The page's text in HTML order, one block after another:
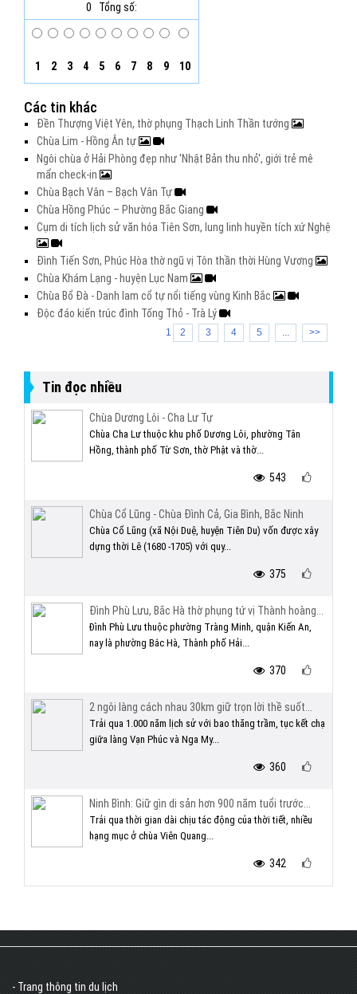
0
Tổng số:
1 2 3 4 5 6 7 8 9 10
Các tin khác
Đền Thượng Việt Yên, thờ phụng Thạch Linh Thần tướng
Chùa Lim - Hồng Ân tự
Ngôi chùa ở Hải Phòng đẹp như 'Nhật Bản thu nhỏ', giới trẻ mê
mẩn check-in
Chùa Bạch Vân – Bạch Vân Tự
Chùa Hồng Phúc – Phường Bắc Giang
Cụm di tích lịch sử văn hóa Tiên Sơn, lung linh huyền tích xứ Nghệ
Đình Tiến Sơn, Phúc Hòa thờ ngũ vị Tôn thần thời Hùng Vương
Chùa Khám Lạng - huyện Lục Nam
Chùa Bổ Đà - Danh lam cổ tự nổi tiếng vùng Kinh Bắc
Độc đáo kiến trúc đình Tống Thỏ - Trà Lý
1 2 3 4 5 ... >>
Tin đọc nhiều
Chùa Dương Lôi - Cha Lư Tự
Chùa Cha Lư thuộc khu phố Dương Lôi, phường Tân
Hồng, thành phố Từ Sơn, thờ Phật và thờ...
543
Chùa Cổ Lũng - Chùa Đình Cả, Gia Bình, Bắc Ninh
Chùa Cổ Lũng (xã Nội Duệ, huyện Tiên Du) vốn được xây
dựng thời Lê (1680 -1705) với quy...
375
Đình Phù Lưu, Bắc Hà thờ phụng tứ vị Thành hoàng...
Đình Phù Lưu thuộc phường Tràng Minh, quận Kiến An,
nay là phường Bắc Hà, Thành phố Hải...
370
2 ngôi làng cách nhau 30km giữ trọn lời thề suốt...
Trải qua 1.000 năm lịch sử với bao thăng trầm, tục kết chạ
giữa làng Vạn Phúc và Nga My...
360
Ninh Bình: Giữ gìn di sản hơn 900 năm tuổi trước...
Trải qua thời gian dài chịu tác động của thời tiết, nhiều
hạng mục ở chùa Viên Quang...
342
- Trang thông tin du lịch